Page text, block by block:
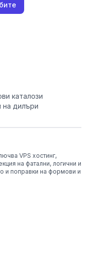
каталози
на дилъри
VPS хостинг,
на фатални, логични и
и поправки на формови и